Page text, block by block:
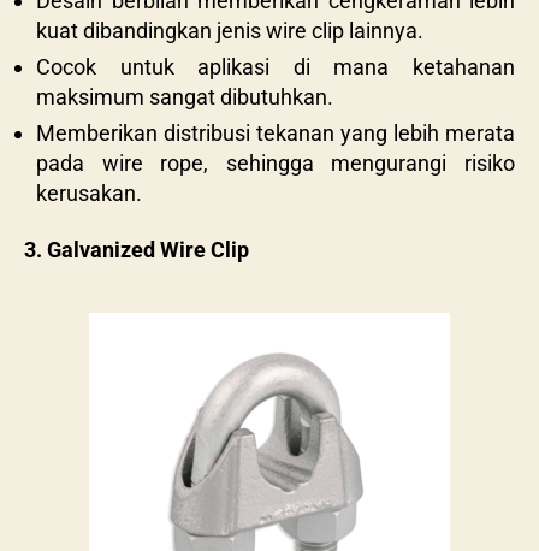
kuat dibandingkan jenis wire clip lainnya.
Cocok untuk aplikasi di mana ketahanan
maksimum sangat dibutuhkan.
Memberikan distribusi tekanan yang lebih merata
pada wire rope, sehingga mengurangi risiko
kerusakan.
3. Galvanized Wire Clip